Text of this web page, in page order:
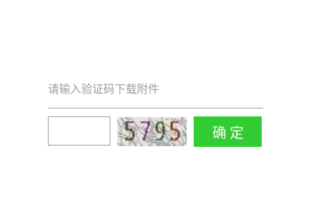
请输入验证码下载附件